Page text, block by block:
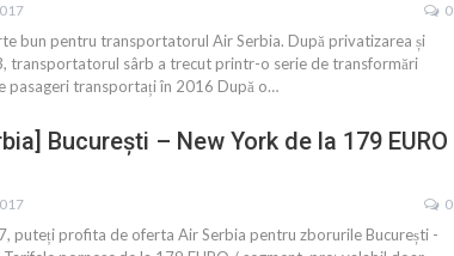
0
bun pentru transportatorul Air Serbia. După privatizarea și
transportatorul sârb a trecut printr-o serie de transformări
pasageri transportați în 2016 După o…
București – New York de la 179 EURO
0
puteți profita de oferta Air Serbia pentru zborurile București -